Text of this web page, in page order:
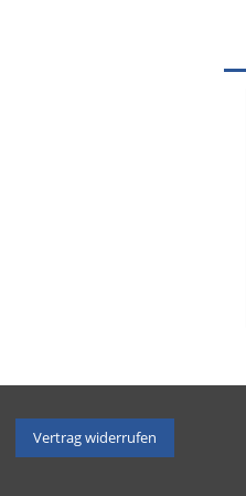
Vertrag widerrufen